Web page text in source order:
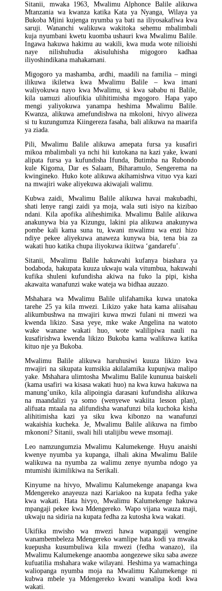
Sitanii, mwaka 1963, Mwalimu Alphonce Balile alikuwa
Mtanzania wa kwanza katika Kata ya Nyanga, Wilaya ya
Bukoba Mjini kujenga nyumba ya bati na iliyosakafiwa kwa
saruji. Wananchi walikuwa wakitoka sehemu mbalimbali
kuja nyumbani kwetu kuomba ushauri kwa Mwalimu Balile.
Ingawa hakuwa hakimu au wakili, kwa muda wote nilioishi
naye nilishuhudia akisuluhisha migogoro kadhaa
iliyoshindikana mahakamani.
Migogoro ya mashamba, ardhi, maadili na familia – mingi
ilikuwa ikiletwa kwa Mwalimu Balile – kwa imani
waliyokuwa nayo kwa Mwalimu, si kwa sababu ni Balile,
kila uamuzi alioufikia ulihitimisha mgogoro. Hapa yapo
mengi yaliyokuwa yanampa heshima Mwalimu Balile.
Kwanza, alikuwa amefundishwa na mkoloni, hivyo aliweza
si tu kuzungumza Kiingereza fasaha, bali alikuwa na maarifa
ya ziada.
Pili, Mwalimu Balile alikuwa amepata fursa ya kusafiri
mikoa mbalimbali ya nchi hii kutokana na kazi yake, kwani
alipata fursa ya kufundisha Ifunda, Butimba na Rubondo
kule Kigoma, Dar es Salaam, Biharamulo, Sengerema na
kwingineko. Huko kote alikuwa akihamishwa vituo vya kazi
na mwajiri wake aliyekuwa akiwajali walimu.
Kubwa zaidi, Mwalimu Balile alikuwa havai makubadhi,
shati lenye rangi zaidi ya moja, wala suti isiyo na kizibao
ndani. Kila apofika aliheshimika. Mwalimu Balile alikuwa
anakunywa bia ya Kizungu, lakini pia alikuwa anakunywa
pombe kali kama suna tu, kwani mwalimu wa enzi hizo
ndiye pekee aliyekuwa anaweza kunywa bia, tena bia za
wakati huo katika chupa iliyokuwa ikiitwa ‘gandarefu’.
Sitanii, Mwalimu Balile hakuwahi kufanya biashara ya
bodaboda, hakupata kuuza ukwaju wala vitumbua, hakuwahi
kufika shuleni kufundisha akiwa na fuko la pipi, kisha
akawaita wanafunzi wake wateja wa bidhaa auzazo.
Mshahara wa Mwalimu Balile ulifahamika kuwa unatoka
tarehe 25 ya kila mwezi. Likizo yake hata kama aliisahau
alikumbushwa na mwajiri kuwa mwzi fulani ni mwezi wa
kwenda likizo. Sasa yeye, mke wake Angelina na watoto
wake wanane wakati huo, wote walilipiwa nauli na
kusafirishwa kwenda likizo Bukoba kama walikuwa katika
kituo nje ya Bukoba.
Mwalimu Balile alikuwa haruhusiwi kuuza likizo kwa
mwajiri na sikupata kumsikia akilalamika kupunjwa malipo
yake. Mshahara ulimtosha Mwalimu Balile kununua baiskeli
(kama usafiri wa kisasa wakati huo) na kwa kuwa hakuwa na
manung’uniko, kila alipoingia darasani kufundisha alikuwa
na maandalizi ya somo (wenyewe wakiita lesson plan),
alifuata mtaala na alifundisha wanafunzi bila kuchoka kisha
alihitimisha kazi ya siku kwa kibonzo na wanafunzi
wakaishia kucheka. Je, Mwalimu Balile alikuwa na fimbo
mkononi? Sitanii, swali hili utalijibu wewe msomaji.
Leo namzungumzia Mwalimu Kalumekenge. Huyu anaishi
kwenye nyumba ya kupanga, ilhali akina Mwalimu Balile
walikuwa na nyumba za walimu zenye nyumba ndogo ya
mtumishi ikimilikiwa na Serikali.
Kinyume na hivyo, Mwalimu Kalumekenge anapanga kwa
Mdengereko anayeuza nazi Kariakoo na kupata fedha yake
kwa wakati. Hata hivyo, Mwalimu Kalumekenge hakuwa
mpangaji pekee kwa Mdengereko. Wapo vijana wauza maji,
ukwaju na sidiria na kupata fedha za kutosha kwa wakati.
Ukifika mwisho wa mwezi hawa wapangaji wengine
wanambembeleza Mdengereko wamlipe hata kodi ya mwaka
kuepusha kusumbuliwa kila mwezi (fedha wanazo), ila
Mwalimu Kalumekenge anaomba aongezewe siku saba aweze
kufuatilia mshahara wake wilayani. Heshima ya wamachinga
waliopanga nyumba moja na Mwalimu Kalumekenge ni
kubwa mbele ya Mdengereko kwani wanalipa kodi kwa
wakati.